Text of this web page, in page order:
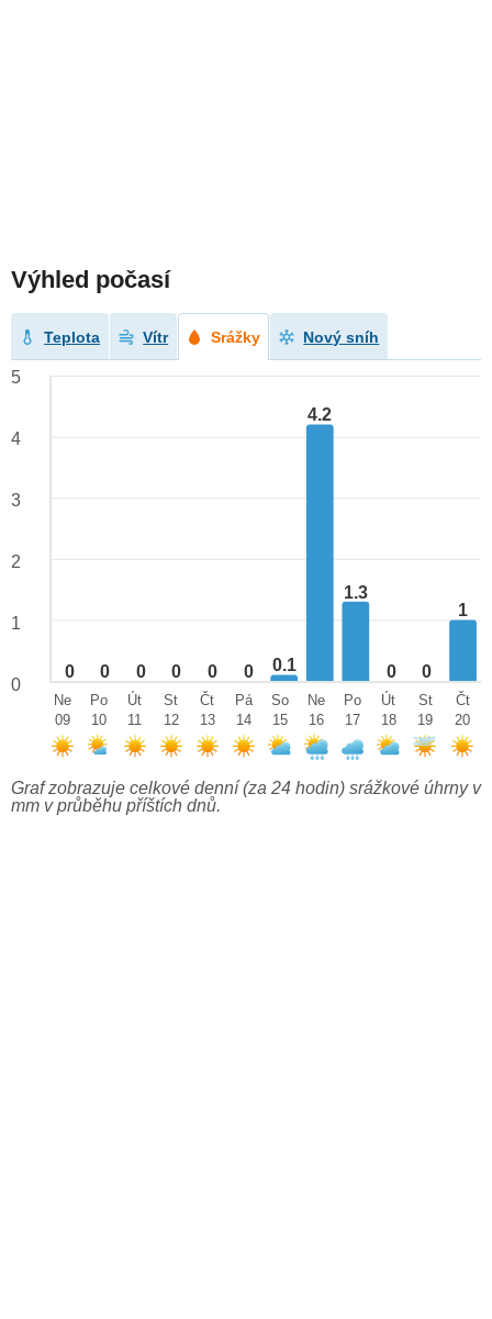
Výhled počasí
Teplota Vítr Srážky Nový sníh
0 0 0 0 0 0 0.1
4.2
1.3
0 0
1
5
4
3
2
1
0
Ne
09
Po
10
Út
11
St
12
Čt
13
Pá
14
So
15
Ne
16
Po
17
Út
18
St
19
Čt
20
Graf zobrazuje celkové denní (za 24 hodin) srážkové úhrny v
mm v průběhu příštích dnů.